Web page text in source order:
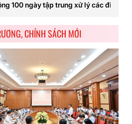
tập trung xử lý các điểm nghẽn về
CHÍNH SÁCH MỚI